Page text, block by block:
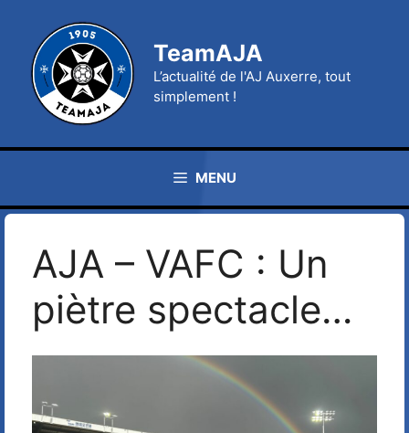
contenu
TeamAJA
L’actualité de l'AJ Auxerre, tout
simplement !
MENU
AJA – VAFC : Un
piètre spectacle…